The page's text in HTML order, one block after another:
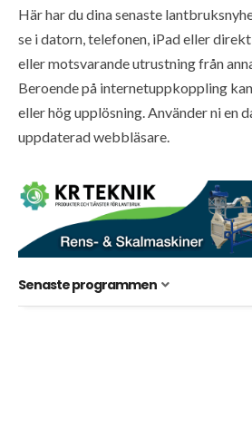
Här har du dina senaste
se i datorn, telefonen, iPad eller
eller motsvarande utrustning från
Beroende på internetuppkoppling
eller hög upplösning. Använder ni en
uppdaterad webbläsare.
Senaste programmen